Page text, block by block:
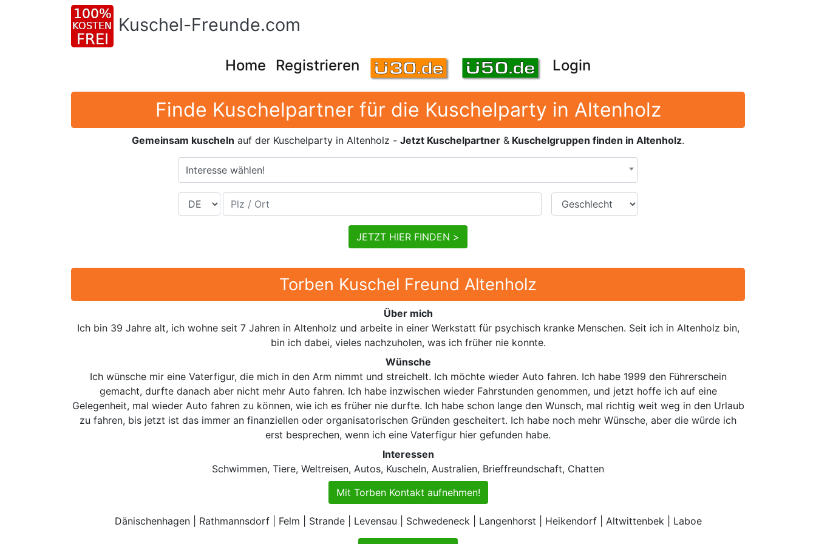
Kuschel-Freunde.com
Home Registrieren Login
Finde Kuschelpartner für die Kuschelparty in Altenholz
Gemeinsam kuscheln auf der Kuschelparty in Altenholz - Jetzt Kuschelpartner & Kuschelgruppen finden in Altenholz.
Interesse wählen!
Land Plz / Ort Geschlecht
JETZT HIER FINDEN >
Torben Kuschel Freund Altenholz
Über mich
Ich bin 39 Jahre alt, ich wohne seit 7 Jahren in Altenholz und arbeite in einer Werkstatt für psychisch kranke Menschen. Seit ich in Altenholz bin,
bin ich dabei, vieles nachzuholen, was ich früher nie konnte.
Wünsche
Ich wünsche mir eine Vaterfigur, die mich in den Arm nimmt und streichelt. Ich möchte wieder Auto fahren. Ich habe 1999 den Führerschein
gemacht, durfte danach aber nicht mehr Auto fahren. Ich habe inzwischen wieder Fahrstunden genommen, und jetzt hoffe ich auf eine
Gelegenheit, mal wieder Auto fahren zu können, wie ich es früher nie durfte. Ich habe schon lange den Wunsch, mal richtig weit weg in den Urlaub
zu fahren, bis jetzt ist das immer an finanziellen oder organisatorischen Gründen gescheitert. Ich habe noch mehr Wünsche, aber die würde ich
erst besprechen, wenn ich eine Vaterfigur hier gefunden habe.
Interessen
Schwimmen, Tiere, Weltreisen, Autos, Kuscheln, Australien, Brieffreundschaft, Chatten
Mit Torben Kontakt aufnehmen!
Dänischenhagen | Rathmannsdorf | Felm | Strande | Levensau | Schwedeneck | Langenhorst | Heikendorf | Altwittenbek | Laboe